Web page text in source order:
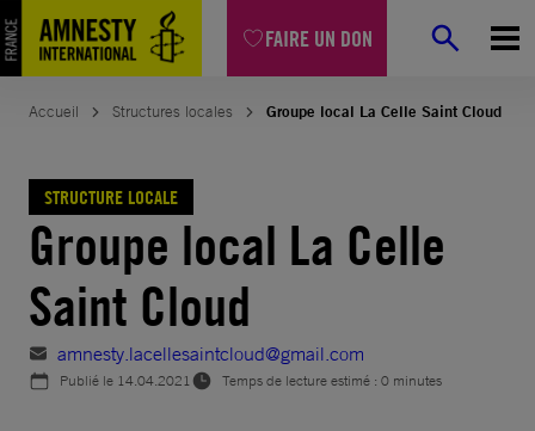
FAIRE UN DON
Aller
au
contenu
Accueil Structures locales Groupe local La Celle Saint Cloud
STRUCTURE LOCALE
Groupe local La Celle
Saint Cloud
amnesty.lacellesaintcloud@gmail.com
Publié le 14.04.2021 Temps de lecture estimé : 0 minutes